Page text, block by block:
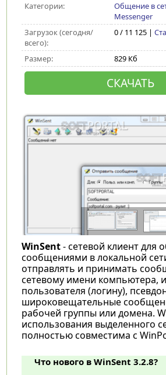
Категории:
Общение в
Messenger
Загрузок (сегодня/
всего):
0 / 11 125 |
Размер: 829 Кб
СКАЧАТЬ
WinSent- сетевой клиент для
сообщениями в локальной
отправлять и принимать
сетевому имени компьютера,
пользователя (логину),
широковещательные
рабочей группы или домена.
использования выделенного
полностью совместима с
Что нового в WinSent 3.2.8?